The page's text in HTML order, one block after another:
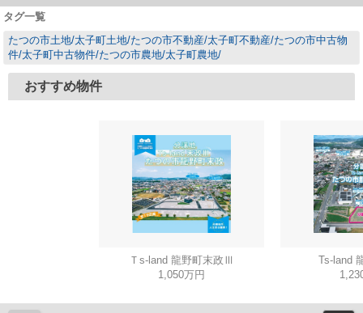
タグ一覧
たつの市土地/太子町土地/たつの市不動産/太子町不動産/たつの市中古物
件/太子町中古物件/たつの市農地/太子町農地/
おすすめ物件
Ｔs-land 龍野町末政Ⅲ
1,050万円
Ts-land